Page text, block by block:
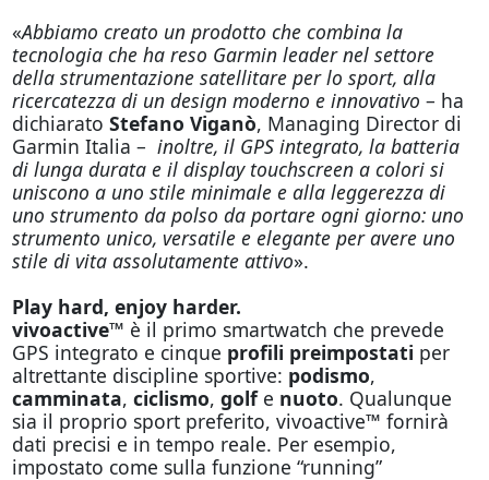
«Abbiamo creato un prodotto che combina la
tecnologia che ha reso Garmin leader nel settore
della strumentazione satellitare per lo sport, alla
ricercatezza di un design moderno e innovativo – ha
dichiarato Stefano Viganò, Managing Director di
Garmin Italia – inoltre, il GPS integrato, la batteria
di lunga durata e il display touchscreen a colori si
uniscono a uno stile minimale e alla leggerezza di
uno strumento da polso da portare ogni giorno: uno
strumento unico, versatile e elegante per avere uno
stile di vita assolutamente attivo».
Play hard, enjoy harder.
vivoactive™ è il primo smartwatch che prevede
GPS integrato e cinque profili preimpostati per
altrettante discipline sportive: podismo,
camminata, ciclismo, golfe nuoto. Qualunque
sia il proprio sport preferito, vivoactive™ fornirà
dati precisi e in tempo reale. Per esempio,
impostato come sulla funzione “running”